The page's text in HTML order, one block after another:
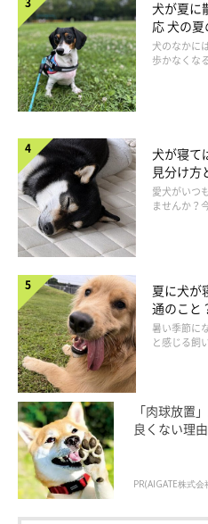
いぬのきもち投稿写真ギャラリー
「近づかない」でという気持
散歩中にすれ違ったほかの犬に吠
くない」という気持ちから。
ただし、このとき相手は歩いてい
も離れていきます。すると犬は「
と勘違いし、以降もすれ違うたび
犬が夏に
応 犬の
犬のなかに
歩かなくな
犬が寝て
見分け方
愛犬がいつ
ませんか？
夏に犬が
通のこと
は
暑い季節に
と感じる飼
「肉球放置
良くない理
PR(AIGATE株式会